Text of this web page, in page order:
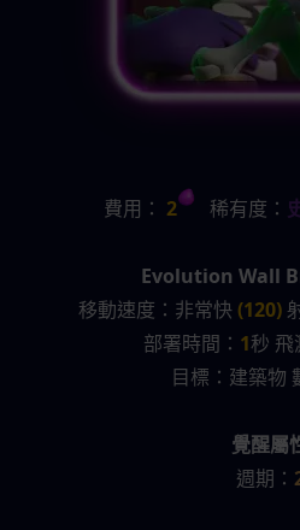
費用： 2 稀有度：
Evolution Wall
移動速度：非常快 (120)
部署時間： 1秒 飛
目標：建築物
覺醒屬
週期：